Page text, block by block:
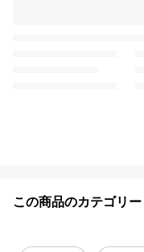
この商品のカテゴリー